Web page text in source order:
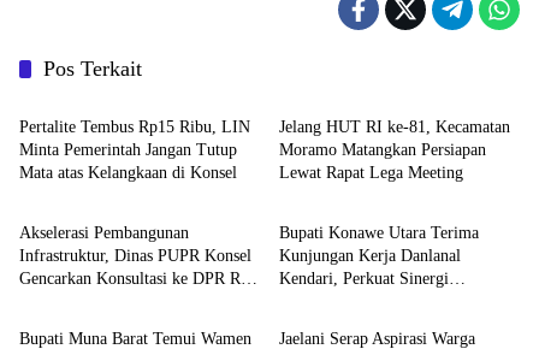
Pos Terkait
Daerah
‎Pertalite Tembus Rp15 Ribu, LIN
Minta Pemerintah Jangan Tutup
Mata atas Kelangkaan di Konsel
‎Jelang HUT RI ke-81, Kecamatan
Moramo Matangkan Persiapan
Lewat Rapat Lega Meeting
Daerah
Akselerasi Pembangunan
Infrastruktur, Dinas PUPR Konsel
Gencarkan Konsultasi ke DPR RI
Advertorial
Bupati Konawe Utara Terima
Kunjungan Kerja Danlanal
Kendari, Perkuat Sinergi
Daerah
‎Bupati Muna Barat Temui Wamen
Advertorial
Jaelani Serap Aspirasi Warga